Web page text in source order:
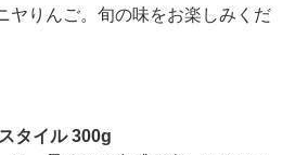
ヤりんご。旬の味をお楽しみくだ
タイル 300g